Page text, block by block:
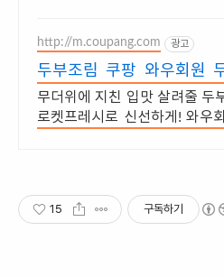
http://m.coupang.com 광고
두부조림 쿠팡 와우회원
송 혜택
무더위에 지친 입맛 살려줄 두
로켓프레시로 신선하게! 와우
15 구독하기